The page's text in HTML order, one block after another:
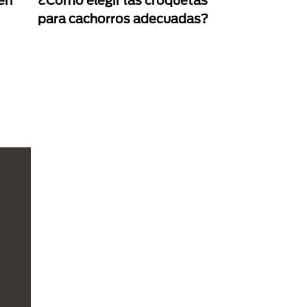
para cachorros adecuadas?